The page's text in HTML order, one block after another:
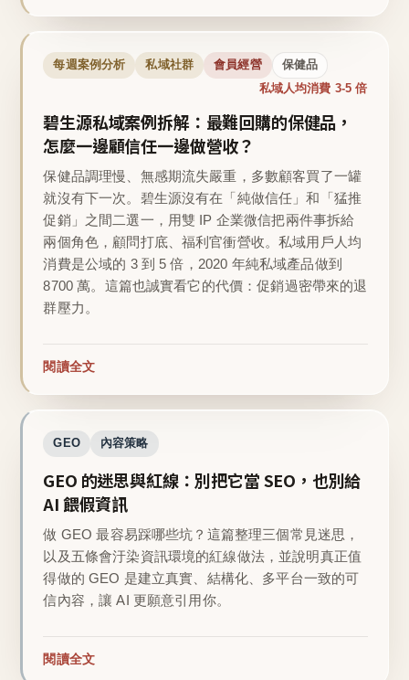
每週案例分析 私域社群 會員經營 保健品
私域人均消費 3-5 倍
碧生源私域案例拆解：最難回購的保健品，
怎麼一邊顧信任一邊做營收？
保健品調理慢、無感期流失嚴重，多數顧客買了一罐
就沒有下一次。碧生源沒有在「純做信任」和「猛推
促銷」之間二選一，用雙 IP 企業微信把兩件事拆給
兩個角色，顧問打底、福利官衝營收。私域用戶人均
消費是公域的 3 到 5 倍，2020 年純私域產品做到
8700 萬。這篇也誠實看它的代價：促銷過密帶來的退
群壓力。
閱讀全文
GEO 內容策略
GEO 的迷思與紅線：別把它當 SEO，也別給
AI 餵假資訊
做 GEO 最容易踩哪些坑？這篇整理三個常見迷思，
以及五條會汙染資訊環境的紅線做法，並說明真正值
得做的 GEO 是建立真實、結構化、多平台一致的可
信內容，讓 AI 更願意引用你。
閱讀全文